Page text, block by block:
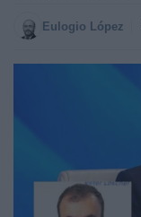
Eulogio López